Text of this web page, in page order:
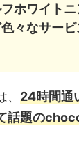
ホワイト
々なサー
、 24時間通
話題の